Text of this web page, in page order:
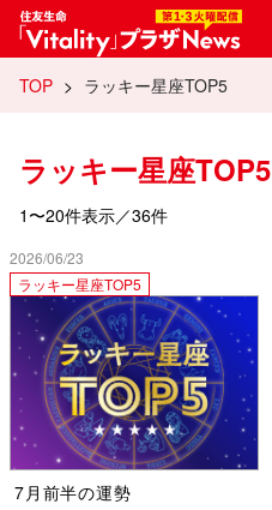
TOP > ラッキー星座TOP5
ラッキー星座TOP5
1〜20件表示／36件
2026/06/23
ラッキー星座TOP5
7月前半の運勢